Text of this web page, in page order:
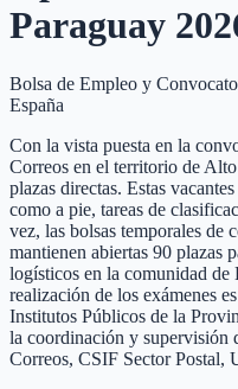
Paraguay
Bolsa de Empleo y
España
Con la vista puesta en la
Correos en el territorio de
plazas directas. Estas
como a pie, tareas de
vez, las bolsas temporales de
mantienen abiertas 90 plazas
logísticos en la comunidad de
realización de los exámenes
Institutos Públicos de la
la coordinación y supervisión
Correos, CSIF Sector Postal,